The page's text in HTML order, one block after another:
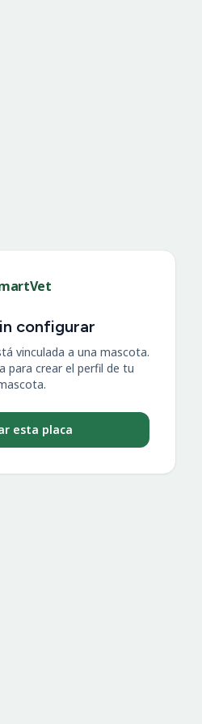
configurar
vinculada a una mascota.
para crear el perfil de tu
esta placa